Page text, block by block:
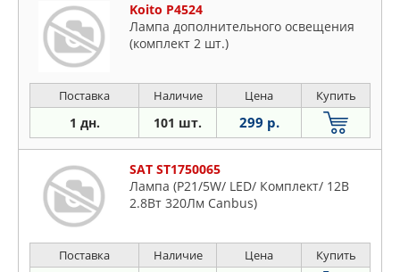
Koito P4524
Лампа дополнительного освещения
(комплект 2 шт.)
Поставка Наличие Цена Купить
1 дн. 101 шт. 299 р.
SAT ST1750065
Лампа (P21/5W/ LED/ Комплект/ 12В
2.8Вт 320Лм Canbus)
Поставка Наличие Цена Купить